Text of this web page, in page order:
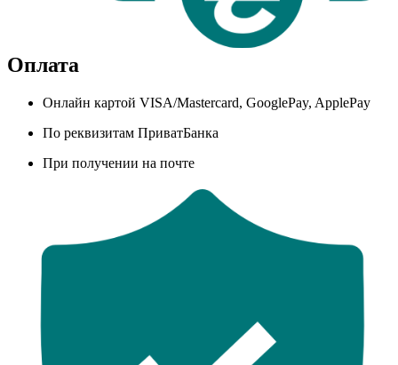
Оплата
Онлайн картой VISA/Mastercard, GooglePay, ApplePay
По реквизитам ПриватБанка
При получении на почте